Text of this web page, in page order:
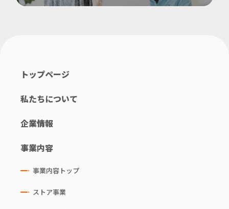
トップページ
私たちについて
企業情報
事業内容
事業内容トップ
ストア事業